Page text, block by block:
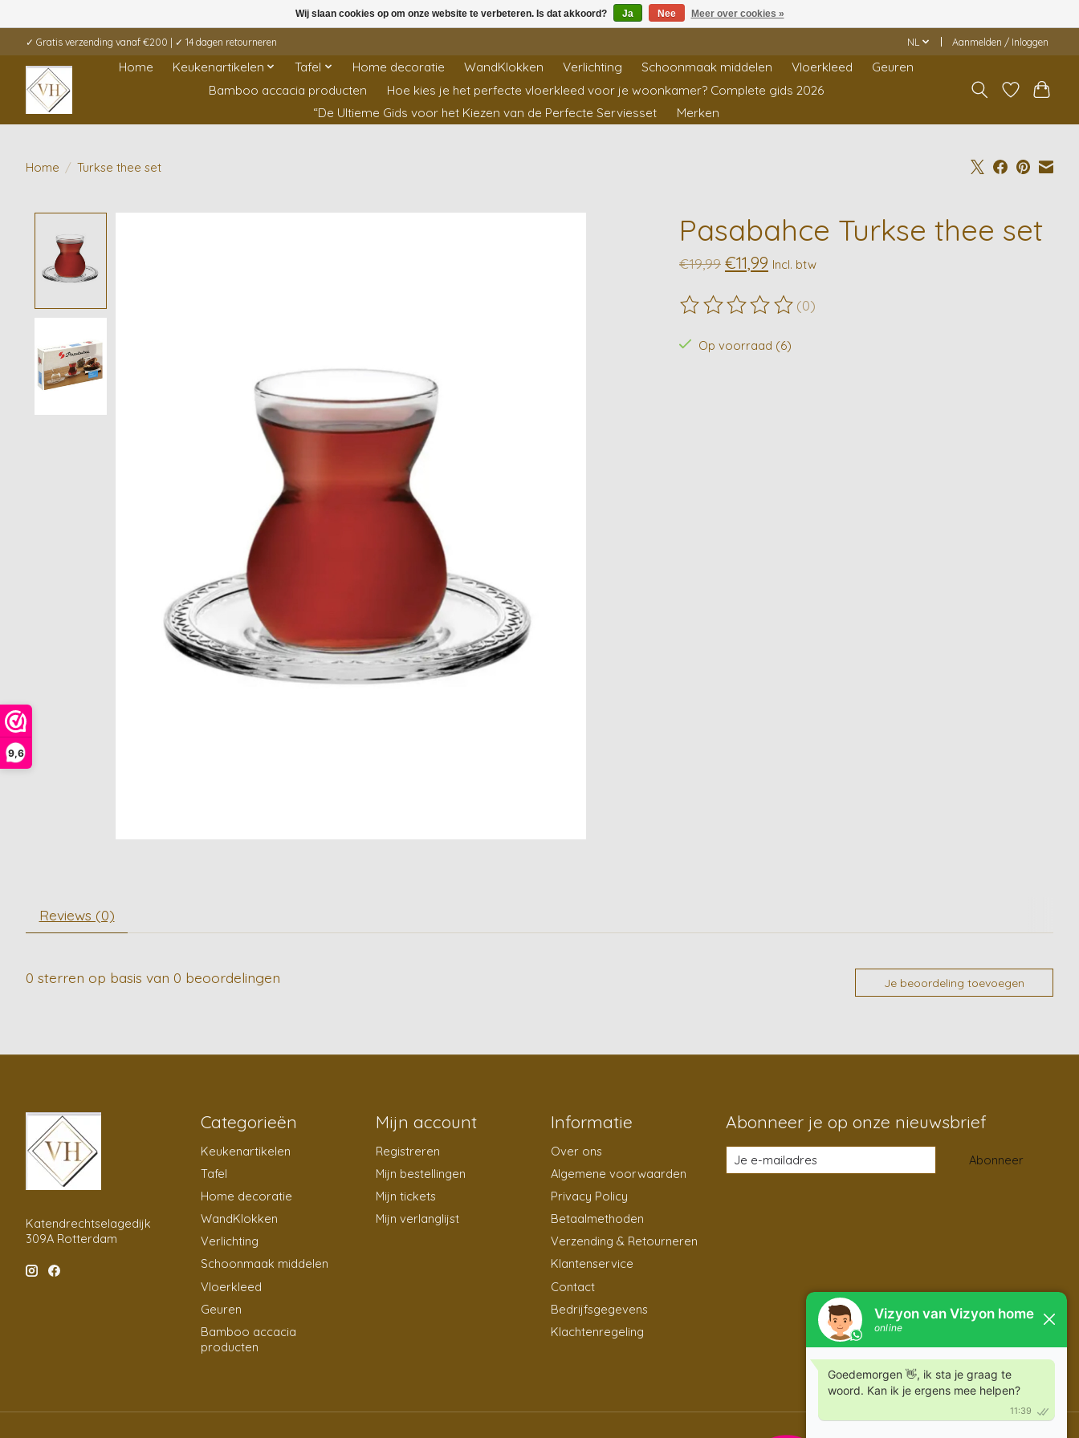
9,6
✓ Gratis verzending vanaf €200 | ✓ 14 dagen retourneren NL Aanmelden / Inloggen
Home Keukenartikelen Tafel Home decoratie WandKlokken Verlichting Schoonmaak middelen Vloerkleed
Geuren
Bamboo accacia producten
Hoe kies je het perfecte vloerkleed voor je woonkamer? Complete gids 2026
“De Ultieme Gids voor het Kiezen van de Perfecte Serviesset
Merken
Home / Turkse thee set
Pasabahce Turkse thee set
€19,99 €11,99 Incl. btw
De beoordeling van dit product is
(0)
Op voorraad (6)
Reviews (0)
0 sterren op basis van 0 beoordelingen Je beoordeling toevoegen
Katendrechtselagedijk
309A Rotterdam
Categorieën
Keukenartikelen
Tafel
Home decoratie
WandKlokken
Verlichting
Schoonmaak middelen
Vloerkleed
Geuren
Bamboo accacia
producten
Mijn account
Registreren
Mijn bestellingen
Mijn tickets
Mijn verlanglijst
Informatie
Over ons
Algemene voorwaarden
Privacy Policy
Betaalmethoden
Verzending & Retourneren
Klantenservice
Contact
Bedrijfsgegevens
Klachtenregeling
Abonneer je op onze nieuwsbrief
Abonneer
Wij slaan cookies op om onze website te verbeteren. Is dat akkoord? Ja Nee Meer over cookies »